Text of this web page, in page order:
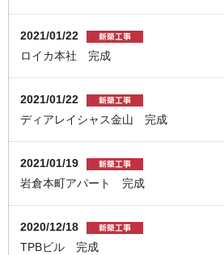
2021/01/22
ロイカ本社 完成
2021/01/22
ディアレイシャス金山 完成
2021/01/19
岩倉本町アパート 完成
2020/12/18
TPBビル 完成